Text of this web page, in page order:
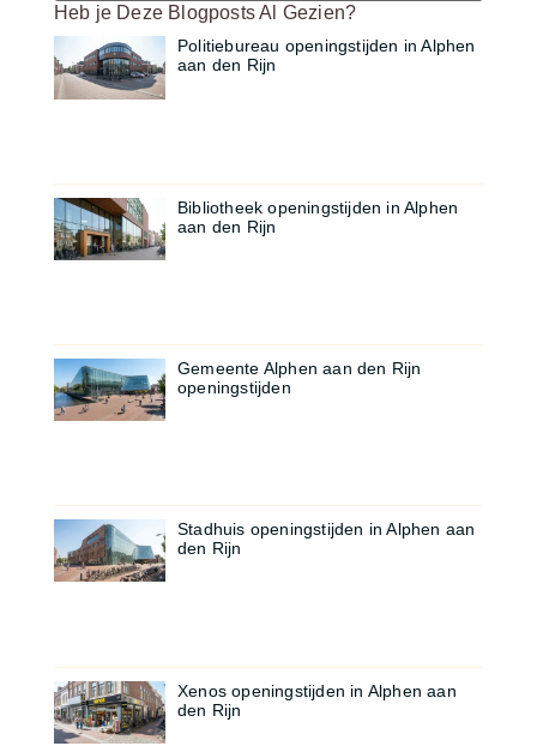
Heb je Deze Blogposts Al Gezien?
Politiebureau openingstijden in Alphen
aan den Rijn
Bibliotheek openingstijden in Alphen
aan den Rijn
Gemeente Alphen aan den Rijn
openingstijden
Stadhuis openingstijden in Alphen aan
den Rijn
Xenos openingstijden in Alphen aan
den Rijn